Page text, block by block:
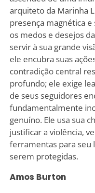
arquiteto da Marinha
presença magnética
os medos e desejos
servir à sua grande
ele encubra suas
contradição central
profundo; ele exige
de seus seguidores
fundamentalmente
genuíno. Ele usa sua
justificar a violência,
ferramentas para seu
serem protegidas.
Amos Burton